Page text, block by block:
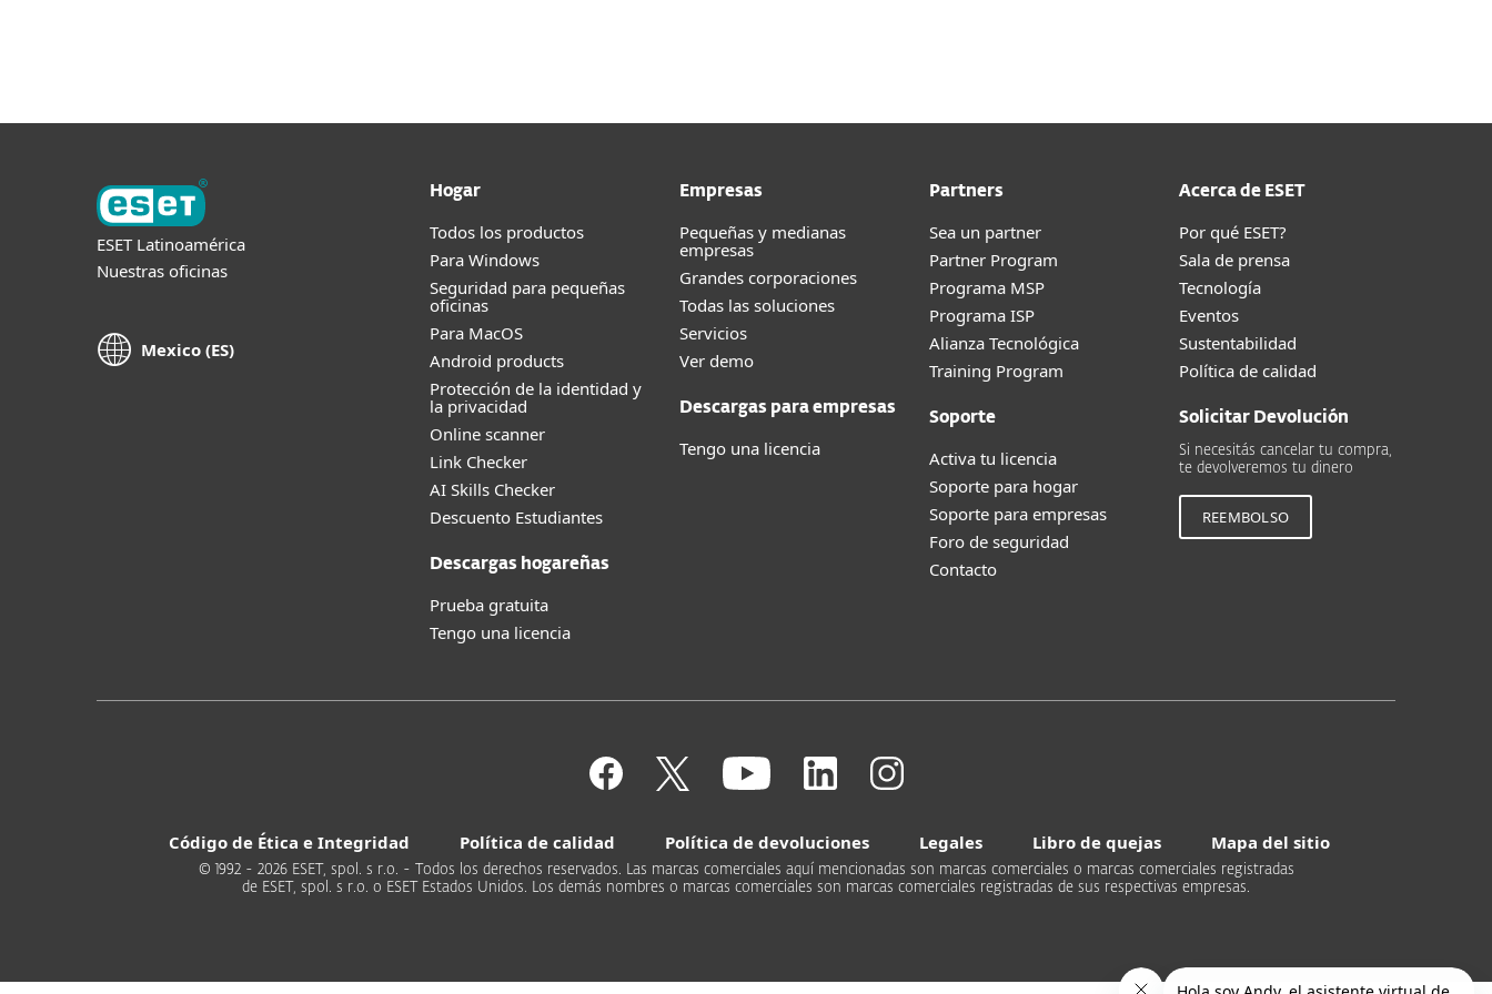
ESET Latinoamérica
Nuestras oficinas
Mexico (ES)
Hogar
Todos los productos
Para Windows
Seguridad para pequeñas
oficinas
Para MacOS
Android products
Protección de la identidad y
la privacidad
Online scanner
Link Checker
AI Skills Checker
Descuento Estudiantes
Descargas hogareñas
Prueba gratuita
Tengo una licencia
Empresas
Pequeñas y medianas
empresas
Grandes corporaciones
Todas las soluciones
Servicios
Ver demo
Descargas para empresas
Tengo una licencia
Partners
Sea un partner
Partner Program
Programa MSP
Programa ISP
Alianza Tecnológica
Training Program
Soporte
Activa tu licencia
Soporte para hogar
Soporte para empresas
Foro de seguridad
Contacto
Acerca de ESET
Por qué ESET?
Sala de prensa
Tecnología
Eventos
Sustentabilidad
Política de calidad
Solicitar Devolución
Si necesitás cancelar tu compra,
te devolveremos tu dinero
REEMBOLSO
Código de Ética e Integridad Política de calidad Política de devoluciones Legales Libro de quejas Mapa del sitio
© 1992 - 2026 ESET, spol. s r.o. - Todos los derechos reservados. Las marcas comerciales aquí mencionadas son marcas comerciales o marcas comerciales registradas
de ESET, spol. s r.o. o ESET Estados Unidos. Los demás nombres o marcas comerciales son marcas comerciales registradas de sus respectivas empresas.